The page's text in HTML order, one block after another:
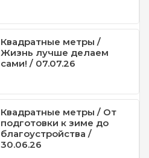
Квадратные метры /
Жизнь лучше делаем
сами! / 07.07.26
Квадратные метры / От
подготовки к зиме до
благоустройства /
30.06.26